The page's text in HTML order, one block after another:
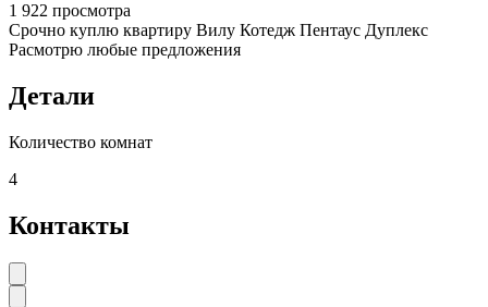
1 922 просмотра
Срочно куплю квартиру Вилу Котедж Пентаус Дуплекс
Расмотрю любые предложения
Детали
Количество комнат
4
Контакты